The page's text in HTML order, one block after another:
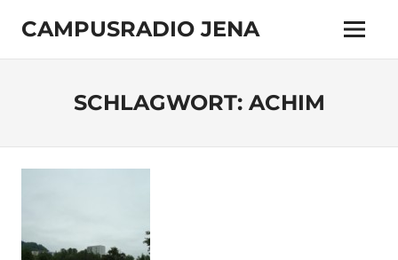
Inhalt
springen
CAMPUSRADIO JENA
103.4
Menü
SCHLAGWORT: ACHIM